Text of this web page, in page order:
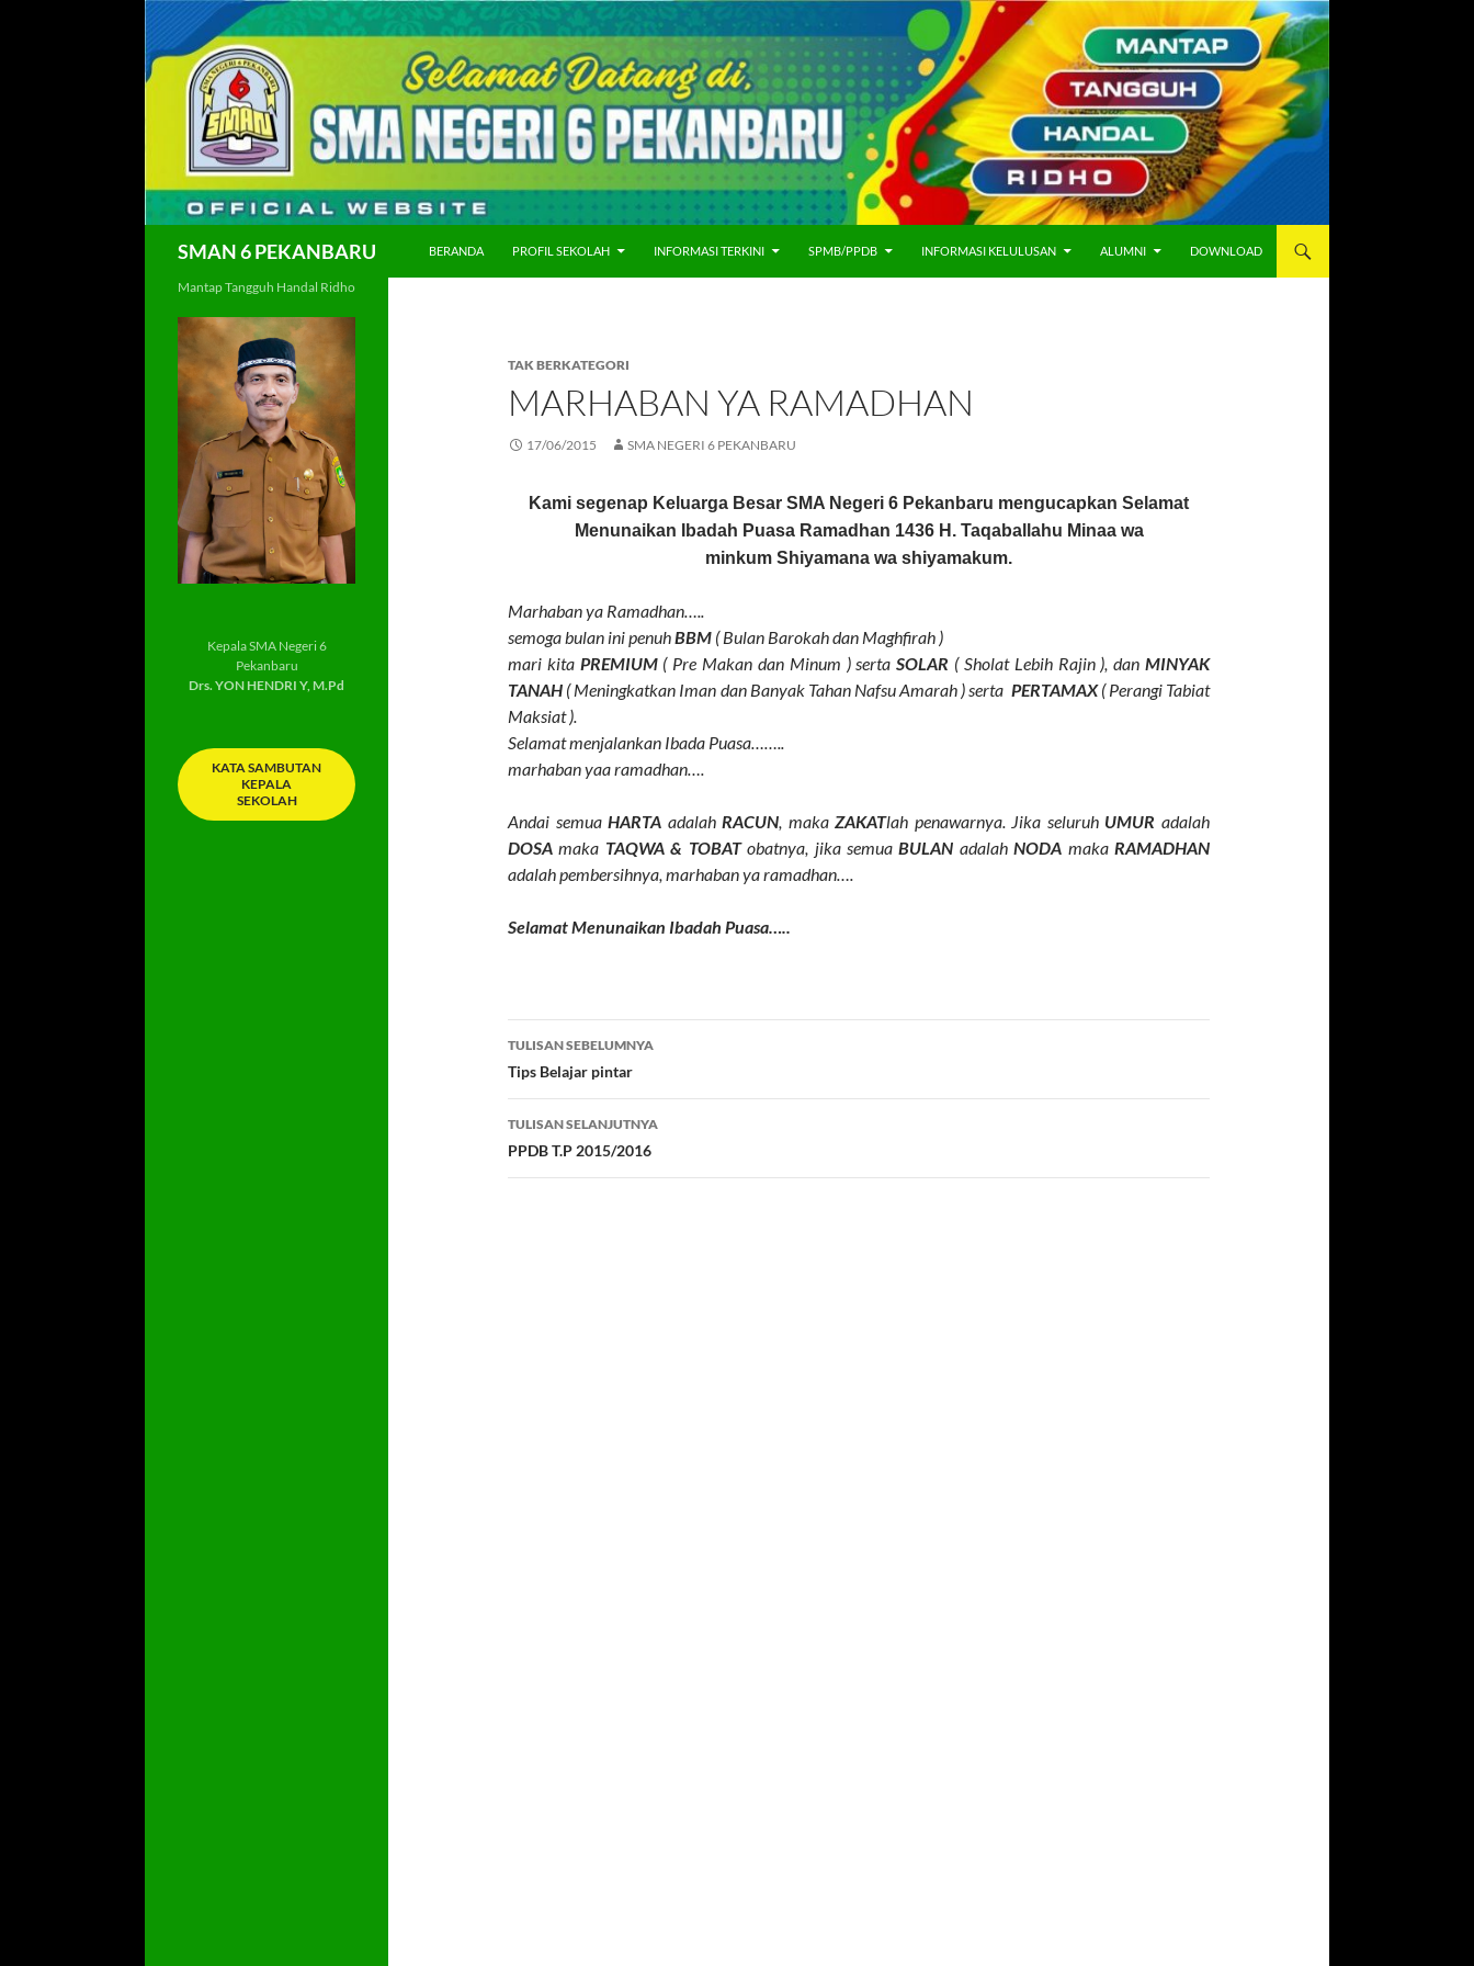
SMAN 6 PEKANBARU BERANDA PROFIL SEKOLAH INFORMASI TERKINI SPMB/PPDB INFORMASI KELULUSAN ALUMNI DOWNLOAD
TAK BERKATEGORI
MARHABAN YA RAMADHAN
17/06/2015 SMA NEGERI 6 PEKANBARU
Kami segenap Keluarga Besar SMA Negeri 6 Pekanbaru mengucapkan Selamat
Menunaikan Ibadah Puasa Ramadhan 1436 H. Taqaballahu Minaa wa
minkum Shiyamana wa shiyamakum.
Marhaban ya Ramadhan…..
semoga bulan ini penuhBBM ( Bulan Barokah dan Maghfirah )
mari kita PREMIUM( Pre Makan dan Minum ) sertaSOLAR ( Sholat Lebih Rajin ), danMINYAK
TANAH ( Meningkatkan Iman dan Banyak Tahan Nafsu Amarah ) serta PERTAMAX( Perangi Tabiat
Maksiat ).
Selamat menjalankan Ibada Puasa……..
marhaban yaa ramadhan….
Andai semuaHARTA adalahRACUN, makaZAKATlah penawarnya. Jika seluruh UMUR adalah
DOSA maka TAQWA & TOBATobatnya, jika semuaBULAN adalahNODA makaRAMADHAN
adalah pembersihnya, marhaban ya ramadhan….
Selamat Menunaikan Ibadah Puasa…..
Navigasi
Tulisan
TULISAN SEBELUMNYA
Tips Belajar pintar
TULISAN SELANJUTNYA
PPDB T.P 2015/2016
Mantap Tangguh Handal Ridho
Kepala SMA Negeri 6
Pekanbaru
Drs. YON HENDRI Y, M.Pd
KATA SAMBUTAN
KEPALA
SEKOLAH